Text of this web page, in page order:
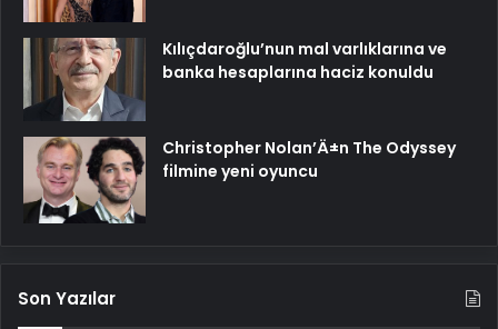
Kılıçdaroğlu’nun mal varlıklarına ve
banka hesaplarına haciz konuldu
Christopher Nolan’Ä±n The Odyssey
filmine yeni oyuncu
Son Yazılar